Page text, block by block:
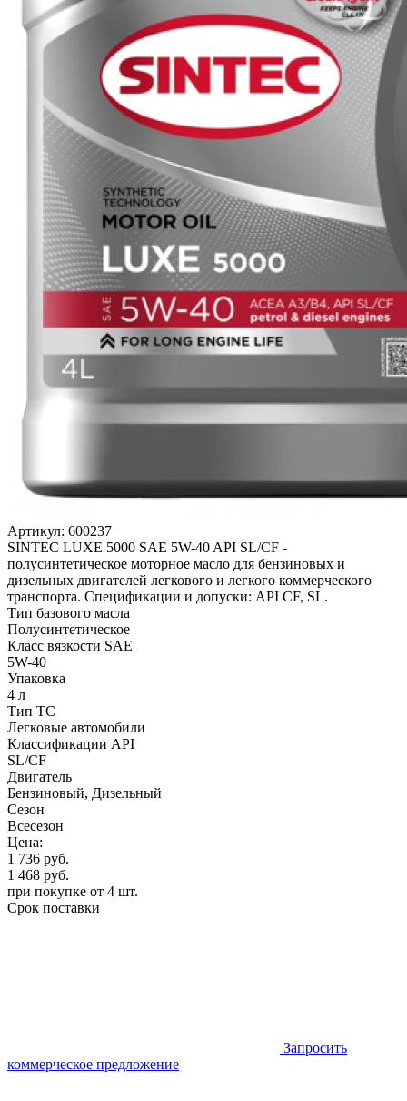
Артикул: 600237
SINTEC LUXE 5000 SAE 5W-40 API SL/CF -
полусинтетическое моторное масло для бензиновых и
дизельных двигателей легкового и легкого коммерческого
транспорта. Спецификации и допуски: API CF, SL.
Тип базового масла
Полусинтетическое
Класс вязкости SAE
5W-40
Упаковка
4 л
Тип ТС
Легковые автомобили
Классификации API
SL/CF
Двигатель
Бензиновый, Дизельный
Сезон
Всесезон
Цена:
1 736 руб.
1 468 руб.
при покупке от 4 шт.
Срок поставки
Запросить
коммерческое предложение